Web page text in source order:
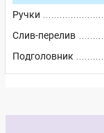
Ручки
Слив-перелив
Подголовник